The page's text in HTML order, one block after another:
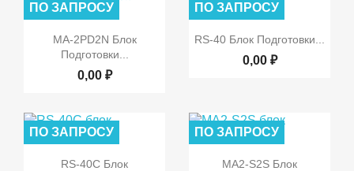
Быстрый просмотр
MA-2PD2N Блок
Подготовки...
0,00 ₽
ПО ЗАПРОСУ
 Быстрый просмотр
RS-40 Блок Подготовки...
0,00 ₽
ПО ЗАПРОСУ
Быстрый просмотр
RS-40C Блок
ПО ЗАПРОСУ
Быстрый просмотр
MA2-S2S Блок
ПО ЗАПРОСУ